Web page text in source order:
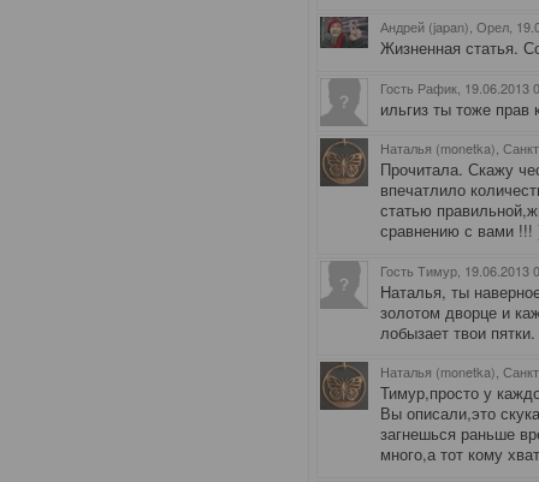
Андрей (japan), Орел ,
Жизненная статья.
Гость Рафик , 19.06.2013
ильгиз ты тоже прав
Наталья (monetka),
Прочитала. Скажу
впечатлило
статью
сравнению с вами !!!
Гость Тимур , 19.06.2013
Наталья, ты
золотом дворце и
лобызает твои пятки.
Наталья (monetka),
Тимур,просто у
Вы описали,это
загнешься раньше
много,а тот кому